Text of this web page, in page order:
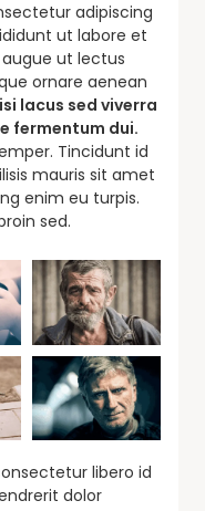
adipiscing
ut labore et
ut lectus
ornare aenean
lacus sed viverra
fermentum dui.
Tincidunt id
mauris sit amet
enim eu turpis.
sed.
libero id
dolor